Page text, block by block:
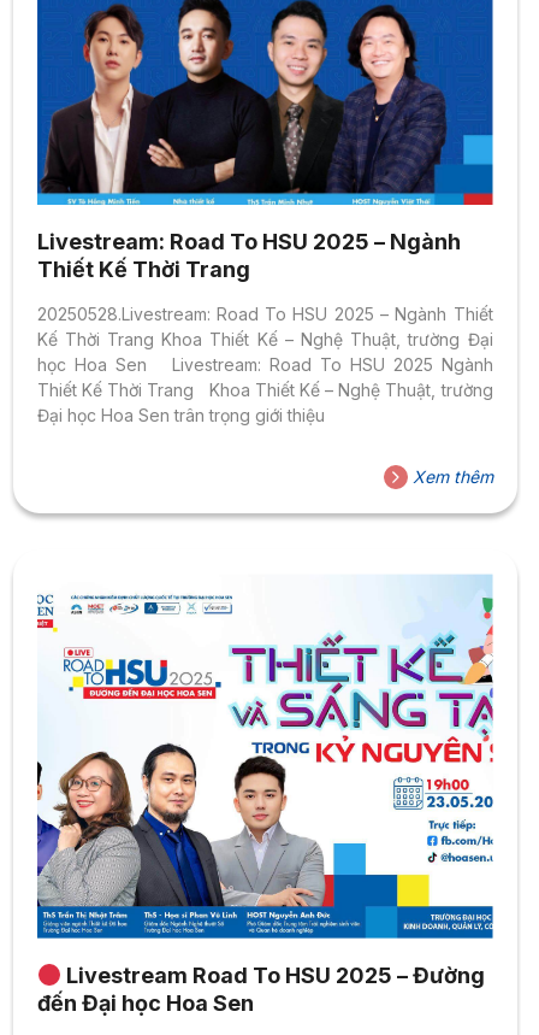
Livestream: Road To HSU 2025 – Ngành
Thiết Kế Thời Trang
20250528.Livestream: Road To HSU 2025 – Ngành Thiết
Kế Thời Trang Khoa Thiết Kế – Nghệ Thuật, trường Đại
học Hoa Sen Livestream: Road To HSU 2025 Ngành
Thiết Kế Thời Trang Khoa Thiết Kế – Nghệ Thuật, trường
Đại học Hoa Sen trân trọng giới thiệu
Xem thêm
Livestream Road To HSU 2025 – Đường
đến Đại học Hoa Sen